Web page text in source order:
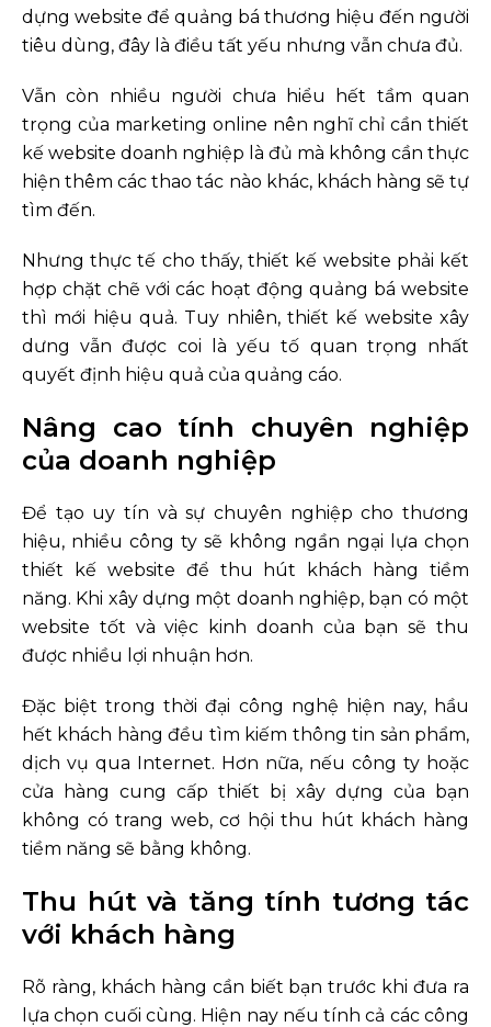
dựng website để quảng bá thương hiệu đến người
tiêu dùng, đây là điều tất yếu nhưng vẫn chưa đủ.
Vẫn còn nhiều người chưa hiểu hết tầm quan
trọng của marketing online nên nghĩ chỉ cần thiết
kế website doanh nghiệp là đủ mà không cần thực
hiện thêm các thao tác nào khác, khách hàng sẽ tự
tìm đến.
Nhưng thực tế cho thấy, thiết kế website phải kết
hợp chặt chẽ với các hoạt động quảng bá website
thì mới hiệu quả. Tuy nhiên, thiết kế website xây
dưng vẫn được coi là yếu tố quan trọng nhất
quyết định hiệu quả của quảng cáo.
Nâng cao tính chuyên nghiệp
của doanh nghiệp
Để tạo uy tín và sự chuyên nghiệp cho thương
hiệu, nhiều công ty sẽ không ngần ngại lựa chọn
thiết kế website để thu hút khách hàng tiềm
năng. Khi xây dựng một doanh nghiệp, bạn có một
website tốt và việc kinh doanh của bạn sẽ thu
được nhiều lợi nhuận hơn.
Đặc biệt trong thời đại công nghệ hiện nay, hầu
hết khách hàng đều tìm kiếm thông tin sản phẩm,
dịch vụ qua Internet. Hơn nữa, nếu công ty hoặc
cửa hàng cung cấp thiết bị xây dựng của bạn
không có trang web, cơ hội thu hút khách hàng
tiềm năng sẽ bằng không.
Thu hút và tăng tính tương tác
với khách hàng
Rõ ràng, khách hàng cần biết bạn trước khi đưa ra
lựa chọn cuối cùng. Hiện nay nếu tính cả các công